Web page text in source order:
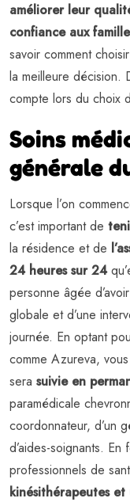
améliorer leur
confiance aux
savoir comment
la meilleure décision.
compte lors du choix
Soins
générale
Lorsque l’on
c’est important de
la résidence et de
24 heures sur 24
personne âgée
globale et d’une
journée. En optant
comme Azureva,
sera suivie en
paramédicale
coordonnateur, d’un
d’aides-soignants.
professionnels de
kinésithérapeutes